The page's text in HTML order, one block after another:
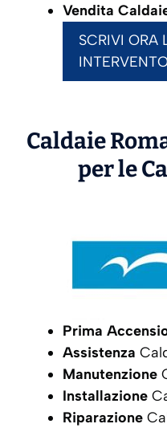
Vendita
SCRIVI ORA
Caldaie
per le
Prima
Assistenza
Manutenzione
Installazione
Riparazione